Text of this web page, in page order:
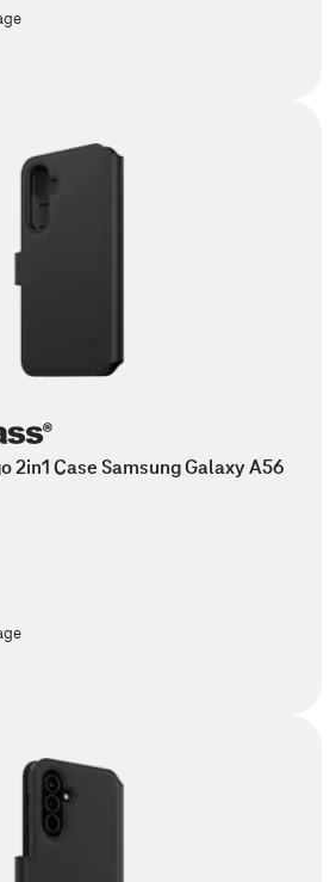
2in1 Case Samsung Galaxy A56